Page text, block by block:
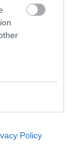
Policy
VÉGSŐKIG